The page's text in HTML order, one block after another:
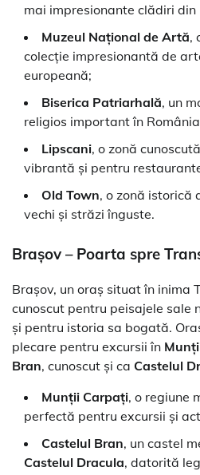
mai impresionante clădiri din
Muzeul Național de Artă,
colecție impresionantă de
europeană;
Biserica Patriarhală, un
religios important în
Lipscani, o zonă
vibrantă și pentru
Old Town, o zonă istorică
vechi și străzi înguste.
Brașov – Poarta spre
Brașov, un oraș situat în inima
cunoscut pentru peisajele sale
și pentru istoria sa bogată.
plecare pentru excursii în
Bran, cunoscut și ca Castelul
Munții Carpați, o regiune
perfectă pentru excursii și
Castelul Bran, un castel
Castelul Dracula, datorită